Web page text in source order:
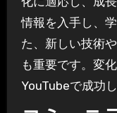
情報を入手し、
た、新しい技術
も重要です。変
YouTubeで成功